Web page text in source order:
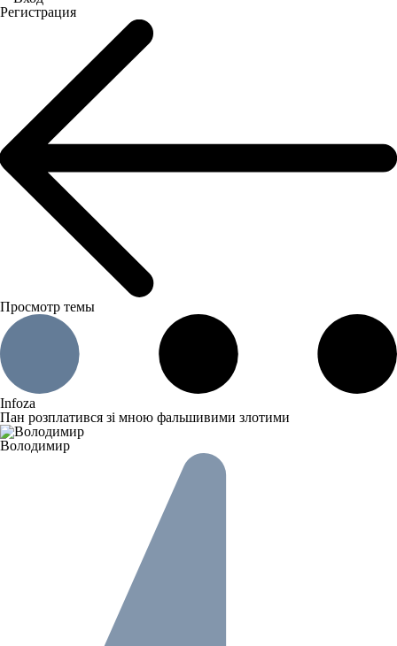
Регистрация
Просмотр темы
Infoza
Пан розплатився зі мною фальшивими злотими
Володимир